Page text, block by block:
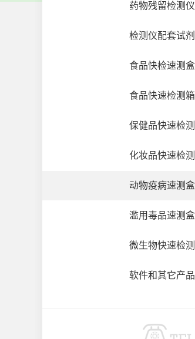
药物残留检测仪
检测仪配套试剂
食品快检速测盒
食品快速检测箱
保健品快速检测
化妆品快速检测
动物疫病速测盒
滥用毒品速测盒
微生物快速检测
软件和其它产品